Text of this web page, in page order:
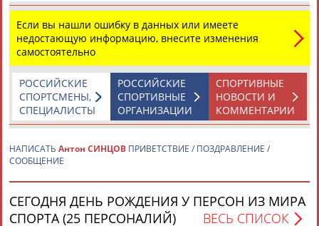
Каримжан
АБДРАХМАНОВ
Аделя
АБДРАХМАНОВА
Андрей
АБДУВАЛИЕВ
Герман
АБДУЛАЕВ
Рамазан
АБДУЛАЕВ
Тагир
АБДУЛАЕВ
Камиль
АБДУЛАЗИЗОВ
Загалав
АБДУЛБЕКОВ
Если вы нашли ошибку в данных или имеете
недостающую информацию, внесите изменения
самостоятельно
СПОРТИВНЫЕ
НОВОСТИ И
КОММЕНТАРИИ
РОССИЙСКИЕ
СПОРТИВНЫЕ
ОРГАНИЗАЦИИ
РОССИЙСКИЕ
СПОРТСМЕНЫ,
СПЕЦИАЛИСТЫ
НАПИСАТЬ Антон СИНЦОВ ПРИВЕТСТВИЕ / ПОЗДРАВЛЕНИЕ /
СООБЩЕНИЕ
СЕГОДНЯ ДЕНЬ РОЖДЕНИЯ У ПЕРСОН ИЗ МИРА
СПОРТА (25 ПЕРСОНАЛИЙ)
ВЕСЬ СПИСОК